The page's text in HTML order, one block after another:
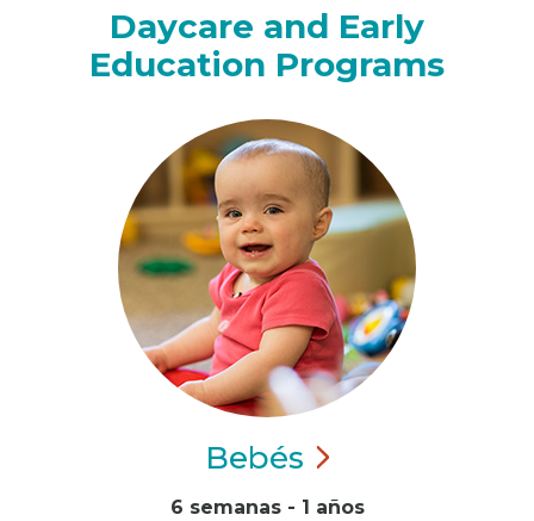
Daycare and Early
Education Programs
Bebés
6 semanas - 1 años